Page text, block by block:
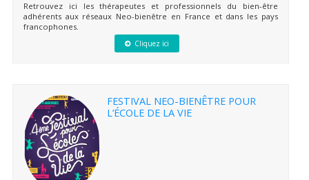
Retrouvez ici les thérapeutes et professionnels du bien-être
adhérents aux réseaux Neo-bienêtre en France et dans les pays
francophones.
Cliquez ici
FESTIVAL NEO-BIENÊTRE POUR
L’ÉCOLE DE LA VIE